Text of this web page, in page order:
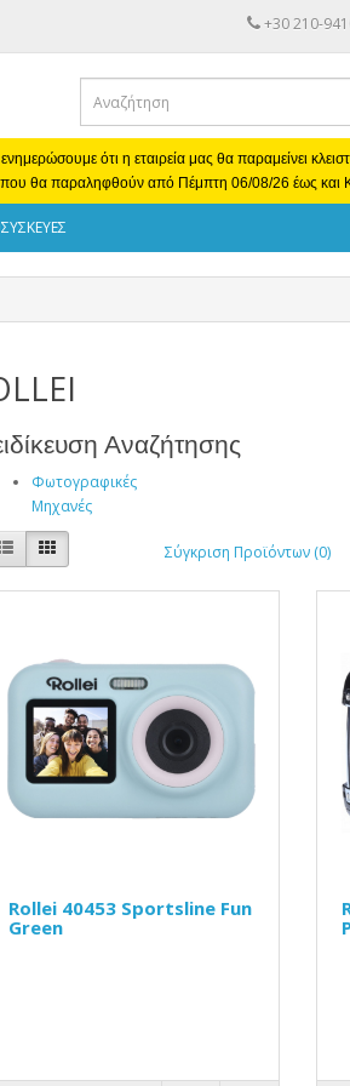
+30 210-
ότι η εταιρεία μας θα παραμείνει
που θα παραληφθούν από Πέμπτη 06/08/26 έως και
Αναζήτησης
Φωτογραφικές
Μηχανές
Σύγκριση Προϊόντων (0)
Rollei 40453 Sportsline Fun
Green